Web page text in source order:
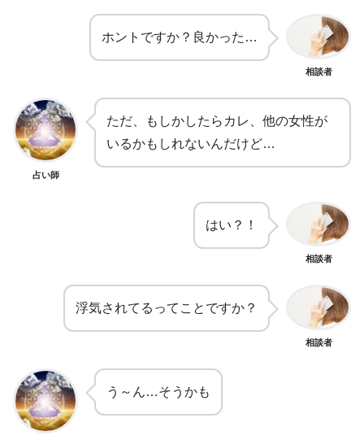
ホントですか？良かった…
相談者
占い師
ただ、もしかしたらカレ、他の女性が
いるかもしれないんだけど…
はい？！
相談者
浮気されてるってことですか？
相談者
う～ん…そうかも